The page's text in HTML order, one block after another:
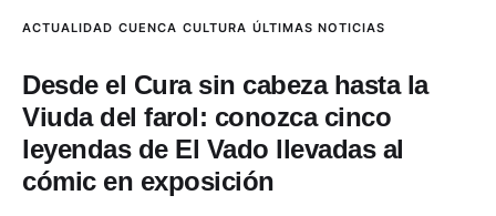
ACTUALIDAD CUENCA CULTURA ÚLTIMAS NOTICIAS
Desde el Cura sin cabeza hasta la
Viuda del farol: conozca cinco
leyendas de El Vado llevadas al
cómic en exposición